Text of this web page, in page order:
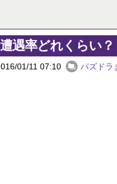
遇率どれくらい？
パズドラ
01/11 07:10